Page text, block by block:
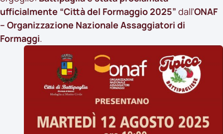
ufficialmente “Città del Formaggio 2025” dall’ONAF
– Organizzazione Nazionale Assaggiatori di
Formaggi.